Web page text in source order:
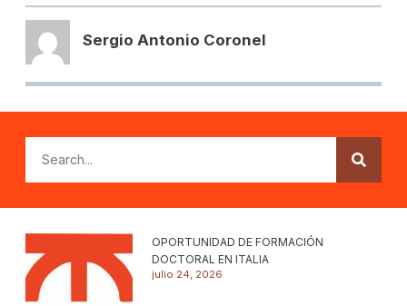
Sergio Antonio Coronel
OPORTUNIDAD DE FORMACIÓN
DOCTORAL EN ITALIA
julio 24, 2026